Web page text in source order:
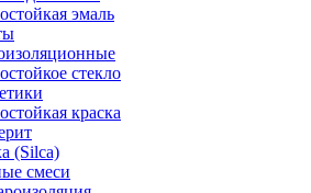
эмаль
стекло
краска
(Silca)
смеси